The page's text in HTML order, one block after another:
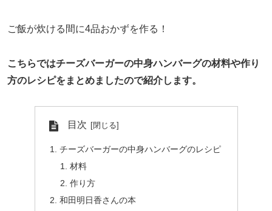
ご飯が炊ける間に4品おかずを作る！
こちらではチーズバーガーの中身ハンバーグの材料や作り
方のレシピをまとめましたので紹介します。
目次
チーズバーガーの中身ハンバーグのレシピ
材料
作り方
和田明日香さんの本